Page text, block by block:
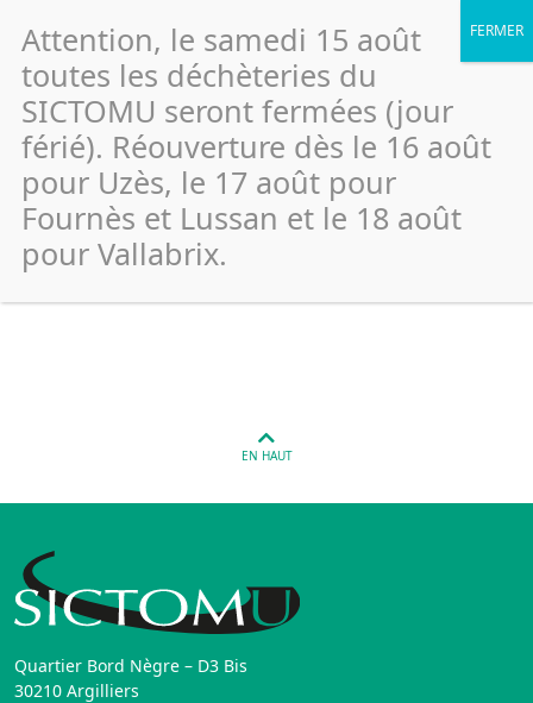
Saint Quentin La Poterie –
Pigeonnier- rue de l’ancienne
école (Reste)
EN HAUT
Quartier Bord Nègre – D3 Bis
30210 Argilliers
Attention, le samedi 15 août
toutes les déchèteries du
SICTOMU seront fermées (jour
férié). Réouverture dès le 16 août
pour Uzès, le 17 août pour
Fournès et Lussan et le 18 août
pour Vallabrix.